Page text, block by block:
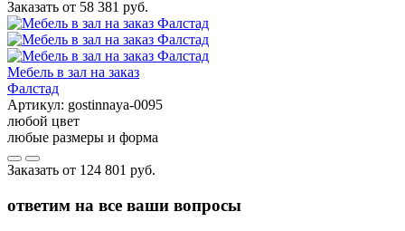
Заказать от 58 381 руб.
Мебель в зал на заказ
Фалстад
Артикул: gostinnaya-0095
любой цвет
любые размеры и форма
Заказать от 124 801 руб.
ответим на все ваши вопросы